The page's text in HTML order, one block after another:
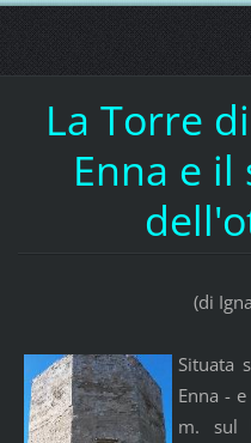
La Torre
Enna e
(di
Situata
Enna -
m. sul